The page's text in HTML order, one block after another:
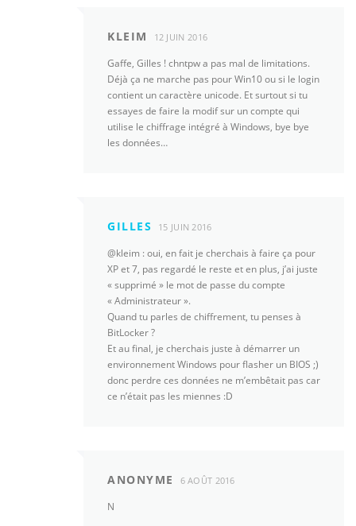
KLEIM 12 JUIN 2016
Gaffe, Gilles ! chntpw a pas mal de limitations.
Déjà ça ne marche pas pour Win10 ou si le login
contient un caractère unicode. Et surtout si tu
essayes de faire la modif sur un compte qui
utilise le chiffrage intégré à Windows, bye bye
les données…
GILLES 15 JUIN 2016
@kleim : oui, en fait je cherchais à faire ça pour
XP et 7, pas regardé le reste et en plus, j’ai juste
« supprimé » le mot de passe du compte
« Administrateur ».
Quand tu parles de chiffrement, tu penses à
BitLocker ?
Et au final, je cherchais juste à démarrer un
environnement Windows pour flasher un BIOS ;)
donc perdre ces données ne m’embêtait pas car
ce n’était pas les miennes :D
ANONYME 6 AOÛT 2016
N